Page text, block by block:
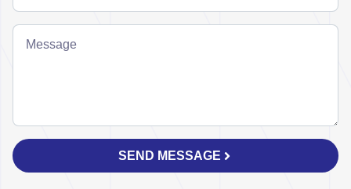
SEND MESSAGE